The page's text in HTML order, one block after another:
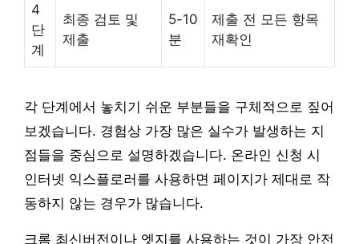
4
단
계
최종 검토 및
제출
5-10
분
제출 전 모든 항목
재확인
각 단계에서 놓치기 쉬운 부분들을 구체적으로 짚어
보겠습니다. 경험상 가장 많은 실수가 발생하는 지
점들을 중심으로 설명하겠습니다. 온라인 신청 시
인터넷 익스플로러를 사용하면 페이지가 제대로 작
동하지 않는 경우가 많습니다.
크롬 최신버전이나 엣지를 사용하는 것이 가장 안전